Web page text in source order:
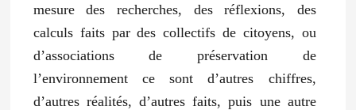
mesure des recherches, des réflexions, des
calculs faits par des collectifs de citoyens, ou
d’associations de préservation de
l’environnement ce sont d’autres chiffres,
d’autres réalités, d’autres faits, puis une autre